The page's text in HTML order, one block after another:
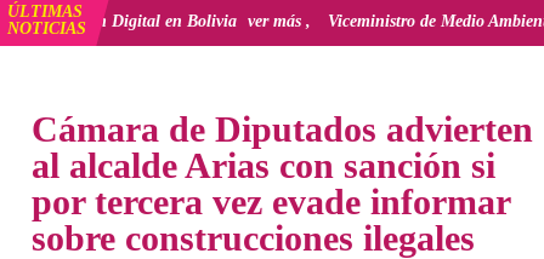
ÚLTIMAS
NOTICIAS
Digital en Bolivia ver más Viceministro de Medio Ambiente, José
Cámara de Diputados advierten
al alcalde Arias con sanción si
por tercera vez evade informar
sobre construcciones ilegales